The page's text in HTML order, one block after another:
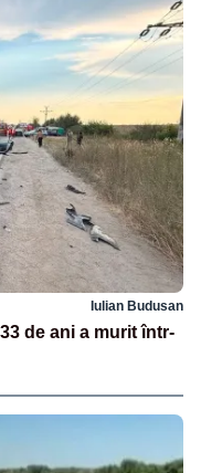
Iulian Budusan
de ani a murit într-